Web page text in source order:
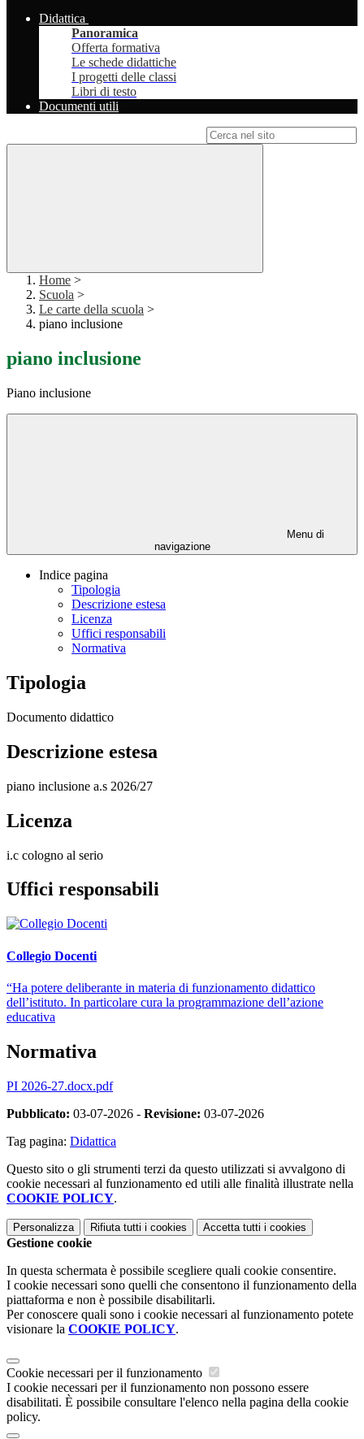
Didattica
Panoramica
Offerta formativa
Le schede didattiche
I progetti delle classi
Libri di testo
Documenti utili
Home >
Scuola >
Le carte della scuola >
piano inclusione
piano inclusione
Piano inclusione
Menu di
navigazione
Indice pagina
Tipologia
Descrizione estesa
Licenza
Uffici responsabili
Normativa
Tipologia
Documento didattico
Descrizione estesa
piano inclusione a.s 2026/27
Licenza
i.c cologno al serio
Uffici responsabili
Collegio Docenti
“Ha potere deliberante in materia di funzionamento didattico
dell’istituto. In particolare cura la programmazione dell’azione
educativa
Normativa
PI 2026-27.docx.pdf
Pubblicato: 03-07-2026 - Revisione: 03-07-2026
Tag pagina: Didattica
Questo sito o gli strumenti terzi da questo utilizzati si avvalgono di
cookie necessari al funzionamento ed utili alle finalità illustrate nella
COOKIE POLICY.
Personalizza Rifiuta tutti i cookies Accetta tutti i cookies
Gestione cookie
In questa schermata è possibile scegliere quali cookie consentire.
I cookie necessari sono quelli che consentono il funzionamento della
piattaforma e non è possibile disabilitarli.
Per conoscere quali sono i cookie necessari al funzionamento potete
visionare la COOKIE POLICY.
Cookie necessari per il funzionamento
I cookie necessari per il funzionamento non possono essere
disabilitati. È possibile consultare l'elenco nella pagina della cookie
policy.